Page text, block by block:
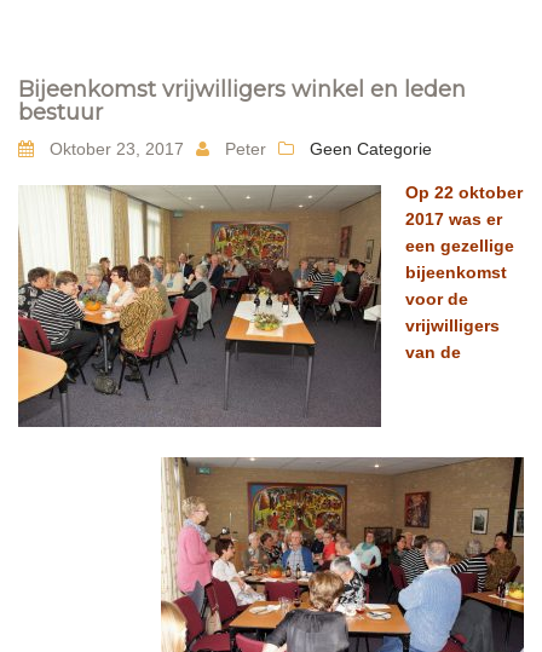
Bijeenkomst vrijwilligers winkel en leden
bestuur
Oktober 23, 2017 Peter Geen Categorie
Op 22 oktober
2017 was er
een gezellige
bijeenkomst
voor de
vrijwilligers
van de